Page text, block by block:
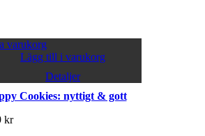
varukorg
Lägg till i varukorg
Detaljer
Cookies: nyttigt & gott
kr